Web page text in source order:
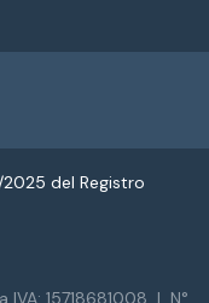
del Registro
15718681008 | N°